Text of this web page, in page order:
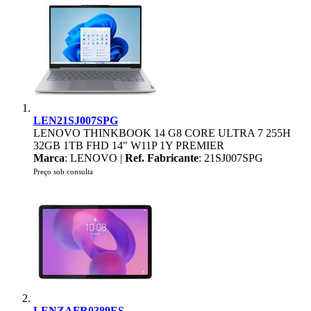
LEN21SJ007SPG
LENOVO THINKBOOK 14 G8 CORE ULTRA 7 255H
32GB 1TB FHD 14" W11P 1Y PREMIER
Marca: LENOVO | Ref. Fabricante: 21SJ007SPG
Preço sob consulta